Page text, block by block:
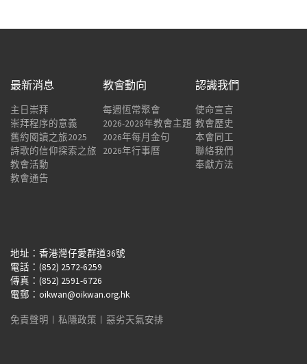
最新消息
主日崇拜
崇拜程序的意義
舊約閱讀之旅2025
詩歌的信仰探索之旅
教會活動
教會通告
教會動向
每週恆常聚會
2026-2028年教會主題
2026年每月金句
2026年行事曆
認識我們
使命宣言
教會歷史
本會同工
聯絡我們
奉獻方法
地址：香港灣仔愛群道36號
電話：(852) 2572-6259
傳真：(852) 2591-6726
電郵：oikwan@oikwan.org.hk
免責聲明 ︱ 私隱政策 ︱ 惡劣天氣安排